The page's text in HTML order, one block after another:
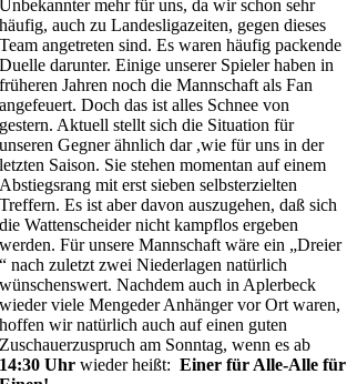
Unbekannter mehr für uns, da wir schon sehr
häufig, auch zu Landesligazeiten, gegen dieses
Team angetreten sind. Es waren häufig packende
Duelle darunter. Einige unserer Spieler haben in
früheren Jahren noch die Mannschaft als Fan
angefeuert. Doch das ist alles Schnee von
gestern. Aktuell stellt sich die Situation für
unseren Gegner ähnlich dar ,wie für uns in der
letzten Saison. Sie stehen momentan auf einem
Abstiegsrang mit erst sieben selbsterzielten
Treffern. Es ist aber davon auszugehen, daß sich
die Wattenscheider nicht kampflos ergeben
werden. Für unsere Mannschaft wäre ein „Dreier
“ nach zuletzt zwei Niederlagen natürlich
wünschenswert. Nachdem auch in Aplerbeck
wieder viele Mengeder Anhänger vor Ort waren,
hoffen wir natürlich auch auf einen guten
Zuschauerzuspruch am Sonntag, wenn es ab
14:30 Uhr wieder heißt: Einer für Alle-Alle für